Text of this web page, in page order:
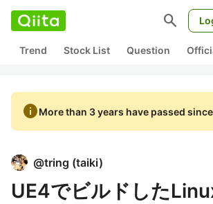
search
Trend Stock List Question
infoMore than 3 years have passed
@tring (taiki)
UE4でビルドした